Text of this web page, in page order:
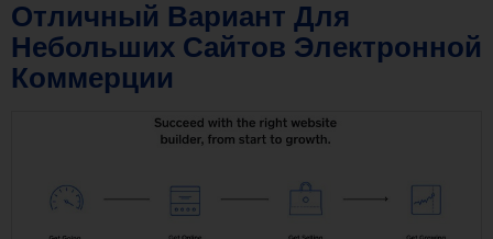
Отличный Вариант Для
Небольших Сайтов Электронной
Коммерции